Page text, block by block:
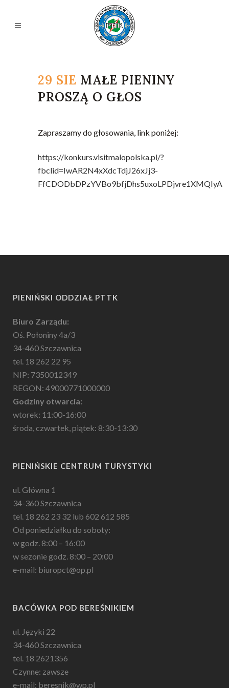
29 SIE MAŁE PIENINY
PROSZĄ O GŁOS
Zapraszamy do głosowania, link poniżej:
https://konkurs.visitmalopolska.pl/?
fbclid=IwAR2N4xXdcTdjJ26xJj3-
FfCDODbDPzYVBo9bfjDhs5uxoLPDjvre1XMQIyA
PIENIŃSKI ODDZIAŁ PTTK
Biuro Zarządu:
Oś. Połoniny 4a/3
34-460 Szczawnica
tel. 18 262 22 95
NIP: 7350012349
REGON: 49000771000000
Godziny otwarcia:
wtorek: 11:00-16:00
środa, czwartek, piątek: 8:30-13:30
PIENIŃSKIE CENTRUM TURYSTYKI
ul. Główna 1
34-360 Szczawnica
tel. 18 262 23 32 lub 602 612 585
Od poniedziałku do soboty:
w godz. 8:00 – 16:00
w sezonie godz. 8:00 – 20:00
e-mail: biuropct@op.pl
BACÓWKA POD BEREŚNIKIEM
ul. Języki 22
34-460 Szczawnica
tel. 18 2621356
Czynne: zawsze
e-mail: beresnik@wp.pl